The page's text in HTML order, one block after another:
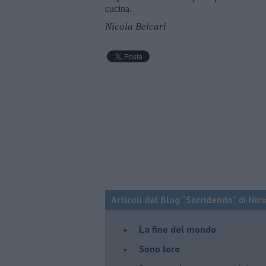
cucina.
Nicola Belcari
Articoli dal Blog “Sorridendo” di
La fine del mondo
Sono loro